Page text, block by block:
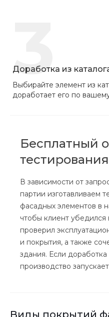
3
Доработка из
Выбирайте элемент из
доработает его по
Бесплатный
тестирования
В зависимости от
партии изготавливаем
фасадных элементов в
чтобы клиент убедился
проверил
и покрытия, а также
здания. Если доработка
производство
Виды покрытий